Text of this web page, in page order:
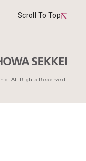
Scroll To Top
All Rights Reserved.